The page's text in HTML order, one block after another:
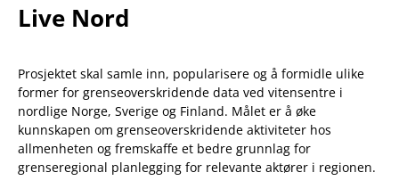
Live Nord
Prosjektet skal samle inn, popularisere og å formidle ulike
former for grenseoverskridende data ved vitensentre i
nordlige Norge, Sverige og Finland. Målet er å øke
kunnskapen om grenseoverskridende aktiviteter hos
allmenheten og fremskaffe et bedre grunnlag for
grenseregional planlegging for relevante aktører i regionen.